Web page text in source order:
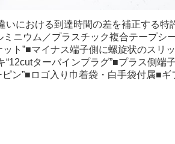
における到達時間の差を補正する特
ニウム／プラスチック複合テープシ
ト”■マイナス端子側に螺旋状のスリ
ターバインプラグ”■プラス側端
ン”■ロゴ入り巾着袋・白手袋付属■ギ